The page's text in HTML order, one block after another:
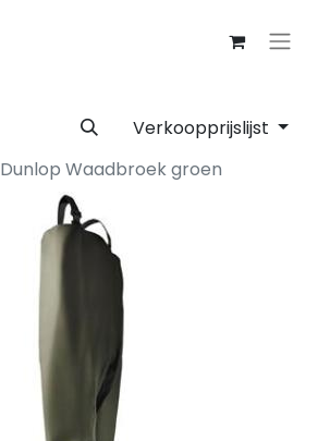
Verkoopprijslijst
Dunlop Waadbroek groen